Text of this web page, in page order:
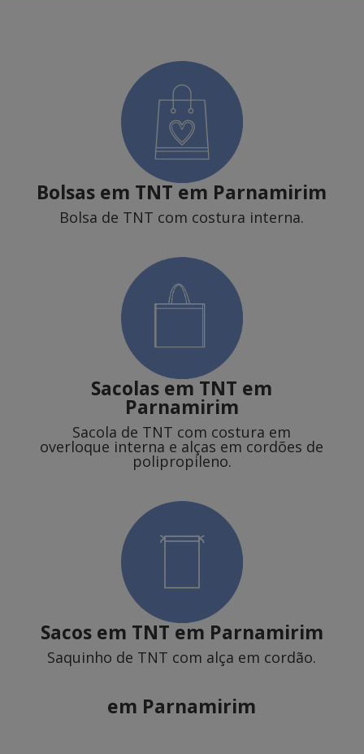
Bolsas em TNT em Parnamirim
Bolsa de TNT com costura interna.
Sacolas em TNT em
Parnamirim
Sacola de TNT com costura em
overloque interna e alças em cordões de
polipropileno.
Sacos em TNTem Parnamirim
Saquinho de TNT com alça em cordão.
em Parnamirim